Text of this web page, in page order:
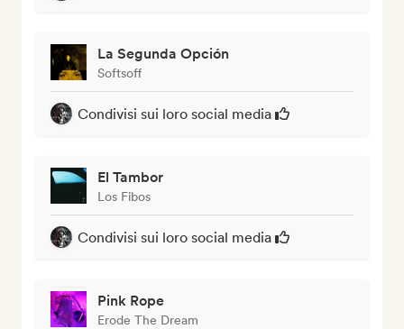
La Segunda Opción
Softsoff
Condivisi sui loro social media
El Tambor
Los Fibos
Condivisi sui loro social media
Pink Rope
Erode The Dream